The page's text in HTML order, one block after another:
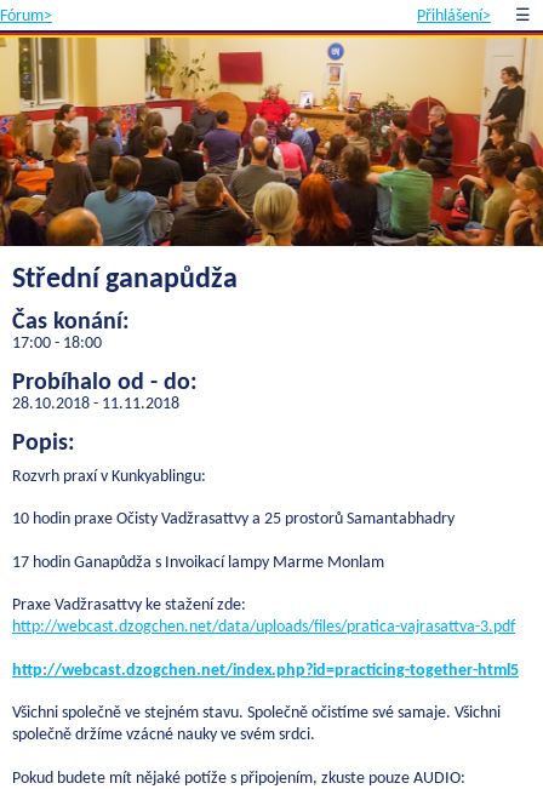
Fórum> Přihlášení> ☰
Střední ganapůdža
Čas konání:
17:00 - 18:00
Probíhalo od - do:
28.10.2018 - 11.11.2018
Popis:
Rozvrh praxí v Kunkyablingu:
10 hodin praxe Očisty Vadžrasattvy a 25 prostorů Samantabhadry
17 hodin Ganapůdža s Invoikací lampy Marme Monlam
Praxe Vadžrasattvy ke stažení zde:
http://webcast.dzogchen.net/data/uploads/files/pratica-vajrasattva-3.pdf
http://webcast.dzogchen.net/index.php?id=practicing-together-html5
Všichni společně ve stejném stavu. Společně očistíme své samaje. Všichni
společně držíme vzácné nauky ve svém srdci.
Pokud budete mít nějaké potíže s připojením, zkuste pouze AUDIO: